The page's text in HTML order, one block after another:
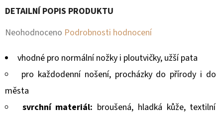
DETAILNÍ POPIS PRODUKTU
Průměrné
produktu
0,0
Neohodnoceno Podrobnosti hodnocení
vhodné pro normální nožky i ploutvičky, užší pata
pro každodenní nošení, procházky do přírody i do
města
svrchní materiál: broušená, hladká kůže, textilní
R
Č
J
E
M